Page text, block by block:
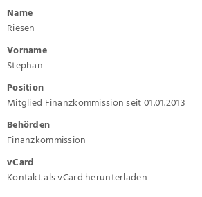
Name
Riesen
Vorname
Stephan
Position
Mitglied Finanzkommission seit 01.01.2013
Behörden
Finanzkommission
vCard
Kontakt als vCard herunterladen